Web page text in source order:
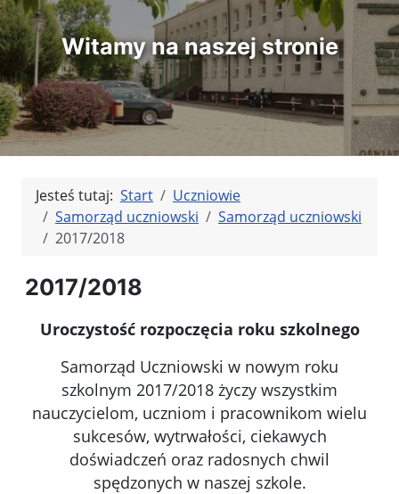
Witamy na naszej stronie
Jesteś tutaj: Start
Uczniowie
Samorząd uczniowski
Samorząd uczniowski
2017/2018
2017/2018
Uroczystość rozpoczęcia roku szkolnego
Samorząd Uczniowski w nowym roku
szkolnym 2017/2018 życzy wszystkim
nauczycielom, uczniom i pracownikom wielu
sukcesów, wytrwałości, ciekawych
doświadczeń oraz radosnych chwil
spędzonych w naszej szkole.